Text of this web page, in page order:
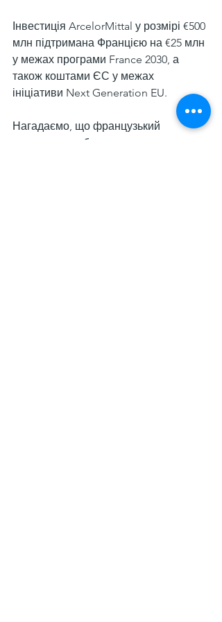
Інвестиція ArcelorMittal у розмірі €500
млн підтримана Францією на €25 млн
у межах програми France 2030, а
також коштами ЄС у межах
ініціативи Next Generation EU.
Нагадаємо, що французький
парламент робить крок до